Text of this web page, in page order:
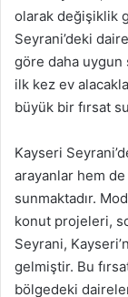
olarak değişiklik
Seyrani’deki
göre daha uygun
ilk kez ev
büyük bir fırsat
Kayseri
arayanlar hem de
sunmaktadır.
konut projeleri,
Seyrani,
gelmiştir. Bu
bölgedeki